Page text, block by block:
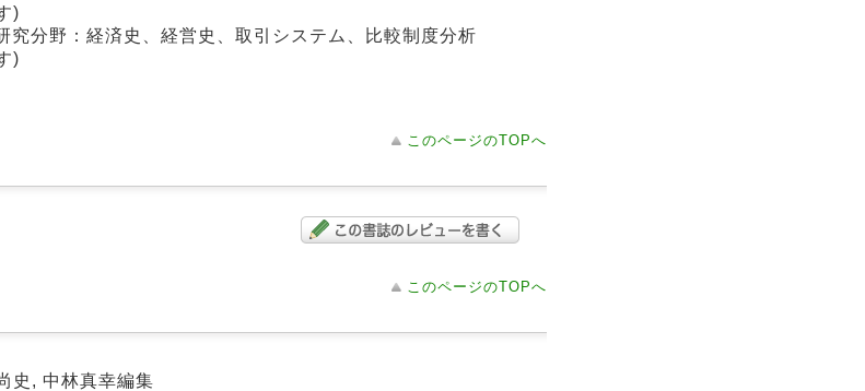
)
分野：経済史、経営史、取引システム、比較制度分析
)
このページのTOPへ
このページのTOPへ
史, 中林真幸編集